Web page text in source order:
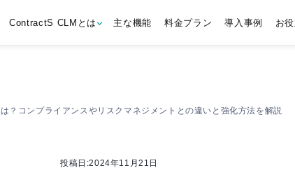
ContractS CLMとは 主な機能 料金プラン 導入事例 お
？コンプライアンスやリスクマネジメントとの違いと強化方法を解説
投稿日:2024年11月21日